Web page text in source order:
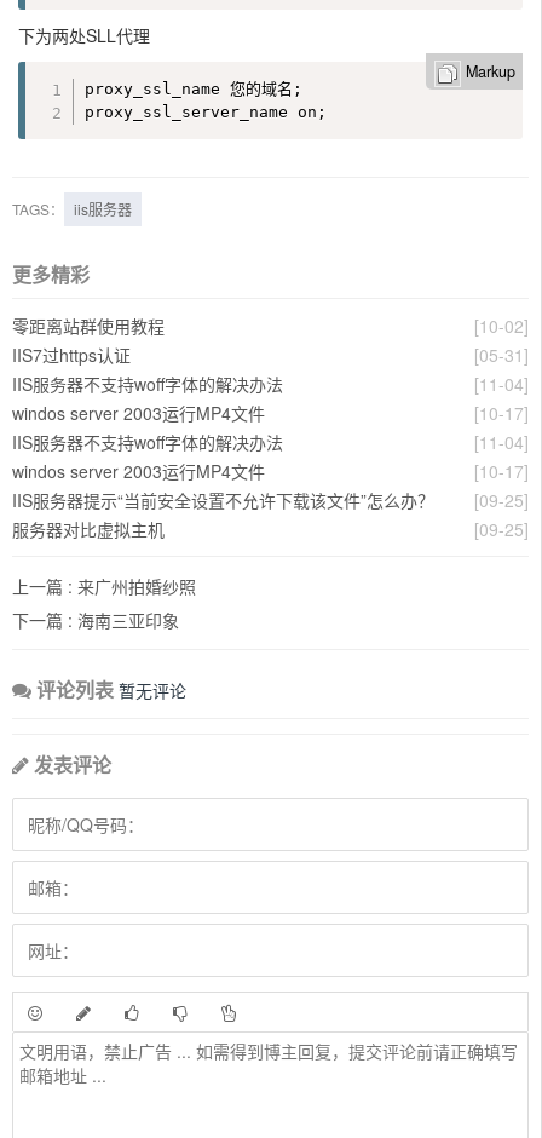
下为两处SLL代理
Markup
proxy_ssl_name 您的域名;
proxy_ssl_server_name on;
TAGS： iis服务器
更多精彩
[10-02]
零距离站群使用教程
[05-31]
IIS7过https认证
[11-04]
IIS服务器不支持woff字体的解决办法
[10-17]
windos server 2003运行MP4文件
[11-04]
IIS服务器不支持woff字体的解决办法
[10-17]
windos server 2003运行MP4文件
[09-25]
IIS服务器提示“当前安全设置不允许下载该文件”怎么办？
[09-25]
服务器对比虚拟主机
上一篇 : 来广州拍婚纱照
下一篇 : 海南三亚印象
评论列表 暂无评论
发表评论